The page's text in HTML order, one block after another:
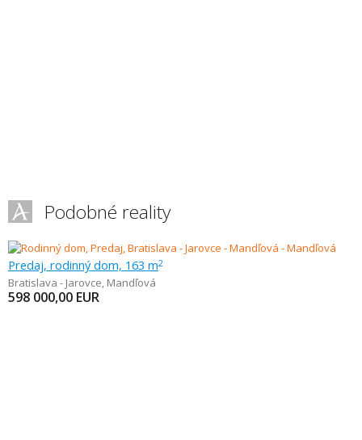
Podobné reality
Predaj, rodinný dom, 163 m2
Bratislava - Jarovce, Mandľová
598 000,00 EUR